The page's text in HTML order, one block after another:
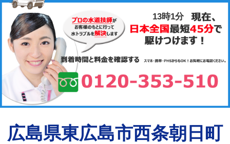
13時1分
広島県東広島市西条朝日町